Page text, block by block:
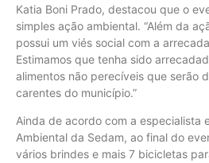
Katia Boni Prado, destacou que o
simples ação ambiental. “Além da
possui um viés social com a
Estimamos que tenha sido
alimentos não perecíveis que serão
carentes do município.”
Ainda de acordo com a especialista
Ambiental da Sedam, ao final do
vários brindes e mais 7 bicicletas